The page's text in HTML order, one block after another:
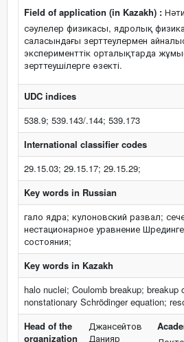
Field of application (in Kazakh) :
сәулелер физикасы, ядролық
саласындағы зерттеулермен
эксперименттік орталықтарда жұмыс
зерттеушілерге өзекті.
UDC indices
538.9; 539.143/.144; 539.173
International classifier codes
29.15.03; 29.15.17; 29.15.29;
Key words in Russian
гало ядра; кулоновский развал;
нестационарное уравнение
состояния;
Key words in Kazakh
halo nuclei; Coulomb breakup; breakup
nonstationary Schrödinger equation;
Head of the
organization
Джансейтов
Данияр